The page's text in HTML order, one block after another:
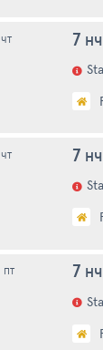
ЧТ 7 НЧ
ЧТ 7 НЧ
ПТ 7 НЧ